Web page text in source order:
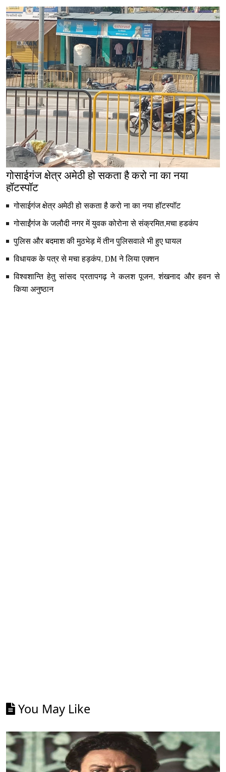
गोसाईगंज क्षेत्र अमेठी हो सकता है करो ना का नया
हॉटस्पॉट
गोसाईगंज क्षेत्र अमेठी हो सकता है करो ना का नया हॉटस्पॉट
गोसाईंगंज के जलौदी नगर में युवक कोरोना से संक्रमित,मचा हडकंप
पुलिस और बदमाश की मुठभेड़ में तीन पुलिसवाले भी हुए घायल
विधायक के पत्र से मचा हड़कंप, DM ने लिया एक्शन
विश्वशान्ति हेतु सांसद प्रतापगढ़ ने कलश पूजन, शंखनाद और हवन से
किया अनुष्ठान
You May Like